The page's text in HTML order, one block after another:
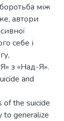
між
автори
себе і
з «Над-Я».
and
of the suicide
to generalize